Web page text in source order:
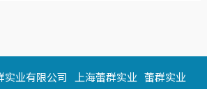
实业有限公司 上海蕾群实业 蕾群实业